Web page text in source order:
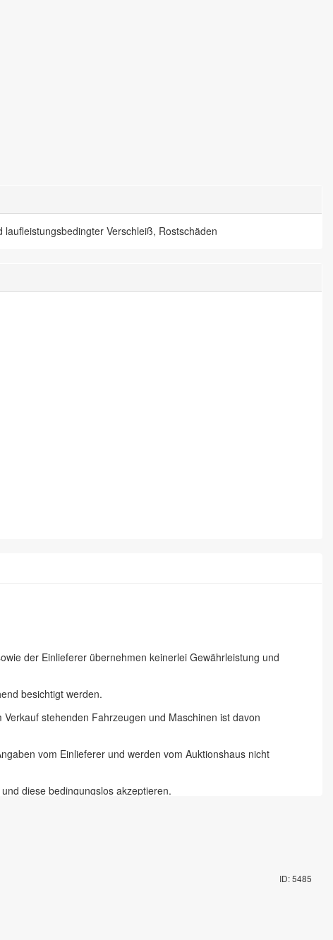
Verschleiß, Rostschäden
der Einlieferer übernehmen keinerlei Gewährleistung und
besichtigt werden.
stehenden Fahrzeugen und Maschinen ist davon
vom Einlieferer und werden vom Auktionshaus nicht
diese bedingungslos akzeptieren.
abzugeben und die Artikel auf dem Auktionsgelände nach
ID: 5485